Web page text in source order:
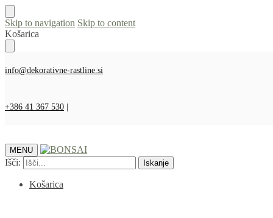
Skip to navigation Skip to content
Košarica
info@dekorativne-rastline.si
+386 41 367 530
MENU
Išči: Iskanje
Košarica